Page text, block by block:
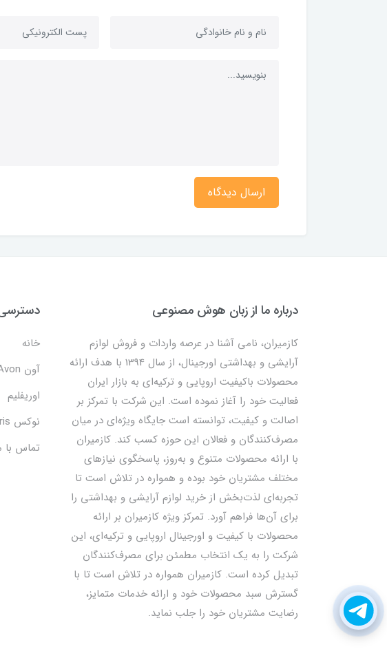
ارسال دیدگاه
درباره ما از زبان هوش مصنوعی
کازمیران، نامی آشنا در عرصه واردات و فروش لوازم
آرایشی و بهداشتی اورجینال، از سال 1394 با هدف ارائه
محصولات باکیفیت اروپایی و ترکیه‌ای به بازار ایران
فعالیت خود را آغاز نموده است. این شرکت با تمرکز بر
اصالت و کیفیت، توانسته است جایگاه ویژه‌ای در میان
مصرف‌کنندگان و فعالان این حوزه کسب کند. کازمیران
با ارائه محصولات متنوع و به‌روز، پاسخگوی نیازهای
مختلف مشتریان خود بوده و همواره در تلاش است تا
تجربه‌ای لذت‌بخش از خرید لوازم آرایشی و بهداشتی را
برای آن‌ها فراهم آورد. تمرکز ویژه کازمیران بر ارائه
محصولات با کیفیت و اورجینال اروپایی و ترکیه‌ای، این
شرکت را به یک انتخاب مطمئن برای مصرف‌کنندگان
تبدیل کرده است. کازمیران همواره در تلاش است تا با
گسترش سبد محصولات خود و ارائه خدمات متمایز،
رضایت مشتریان خود را جلب نماید.
خانه
آون Avon (ایوان)
اوریفلیم
نوکس Nuxe Paris
تماس با